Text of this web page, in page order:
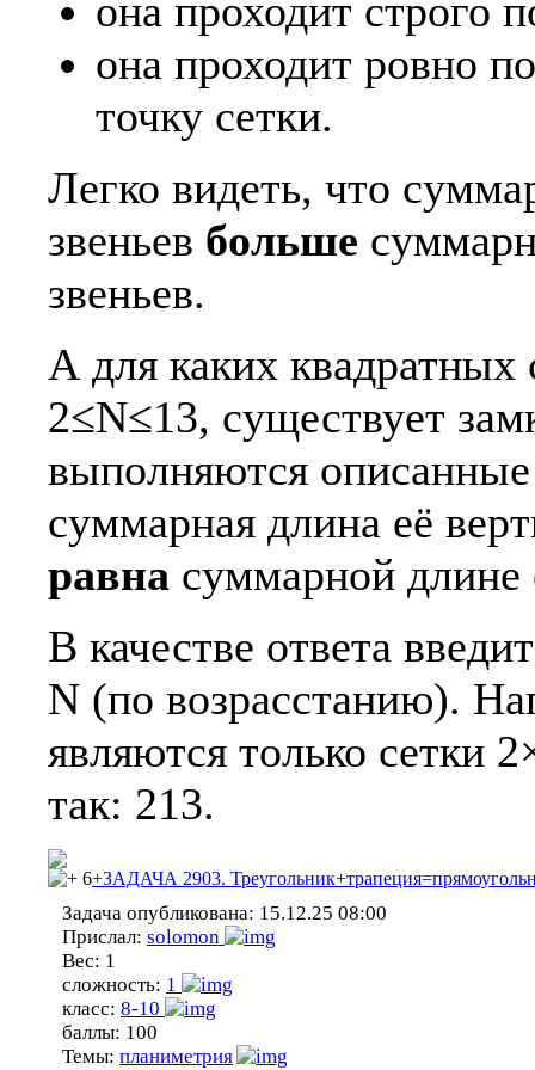
она проходит строго
она проходит ровно
точку сетки.
Легко видеть, что
звеньев больше
звеньев.
А для каких квадратных
2≤Ν≤13, существует
выполняются
суммарная длина её
равна суммарной длине
В качестве ответа
N (по возрасстанию).
являются только сетки
так: 213.
6+ЗАДАЧА 2903.
Задача опубликована: 15.12.25 08:00
Прислал: solomon
Вес: 1
сложность: 1
класс: 8-10
баллы: 100
Темы: планиметрия